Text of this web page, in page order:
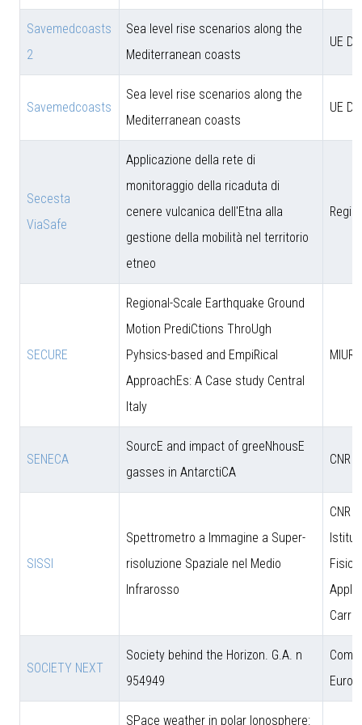
Savemedcoasts
2
Sea level rise scenarios along the
Mediterranean coasts
UE
Savemedcoasts
Sea level rise scenarios along the
Mediterranean coasts
UE
Secesta
ViaSafe
Applicazione della rete di
monitoraggio della ricaduta di
cenere vulcanica dell'Etna alla
gestione della mobilità nel territorio
etneo
SECURE
Regional-Scale Earthquake Ground
Motion PrediCtions ThroUgh
Pyhsics-based and EmpiRical
ApproachEs: A Case study Central
Italy
MIUR
SENECA
SourcE and impact of greeNhousE
gasses in AntarctiCA
CNR
SISSI
Spettrometro a Immagine a Super-
risoluzione Spaziale nel Medio
Infrarosso
CNR -
Fisica
SOCIETY NEXT
Society behind the Horizon. G.A. n
954949
SPace weather in polar Ionosphere: